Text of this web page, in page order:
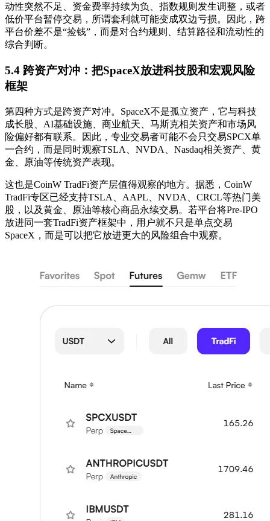
动性突然不足、资金费率持续为负、指数规则发生调整，或者
低价平台暂停交易，所谓套利就可能变成双边亏损。因此，跨
平台价差不是“捡钱”，而是对合约规则、结算路径和流动性的
综合判断。
5.4 跨资产对冲：把SpaceX放进科技股和宏观风险
框架
第四种方式是跨资产对冲。SpaceX不是孤立资产，它与科技
成长股、AI基础设施、商业航天、马斯克相关资产和市场风
险偏好都有联系。因此，专业交易者可能不会只交易SPCX单
一合约，而是同时观察TSLA、NVDA、Nasdaq相关资产、黄
金、原油等传统资产表现。
这也是CoinW TradFi资产层值得观察的地方。据悉，CoinW
TradFi专区已经支持TSLA、AAPL、NVDA、CRCL等热门美
股，以及黄金、原油等核心商品永续交易。若平台将Pre-IPO
放进同一套TradFi资产框架中，用户就不只是单点交易
SpaceX，而是可以把它放进更大的风险组合中观察。